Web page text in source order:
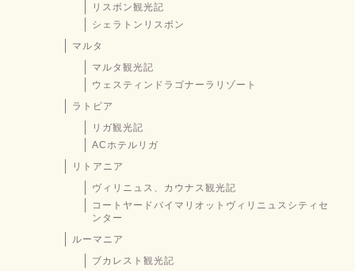
リスボン観光記
シェラトンリスボン
マルタ
マルタ観光記
ウェスティンドラゴナーラリゾート
ラトビア
リガ観光記
ACホテルリガ
リトアニア
ヴィリニュス、カウナス観光記
コートヤードバイマリオットヴィリニュスシティセ
ンター
ルーマニア
ブカレスト観光記